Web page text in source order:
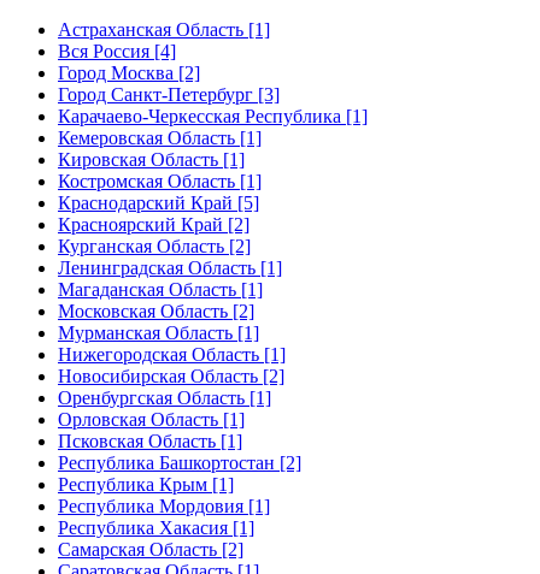
Астраханская Область [1]
Вся Россия [4]
Город Москва [2]
Город Санкт-Петербург [3]
Карачаево-Черкесская Республика [1]
Кемеровская Область [1]
Кировская Область [1]
Костромская Область [1]
Краснодарский Край [5]
Красноярский Край [2]
Курганская Область [2]
Ленинградская Область [1]
Магаданская Область [1]
Московская Область [2]
Мурманская Область [1]
Нижегородская Область [1]
Новосибирская Область [2]
Оренбургская Область [1]
Орловская Область [1]
Псковская Область [1]
Республика Башкортостан [2]
Республика Крым [1]
Республика Мордовия [1]
Республика Хакасия [1]
Самарская Область [2]